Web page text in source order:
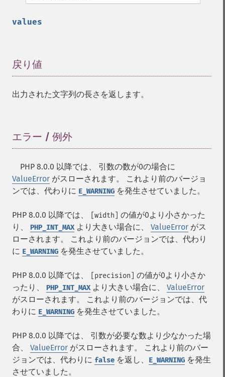
values
戻り値
出力された文字列の長さを返します。
エラー / 例外
PHP 8.0.0 以降では、 引数の数が0の場合に
ValueError がスローされます。 これより前のバージョ
ンでは、代わりに E_WARNING を発生させていました。
PHP 8.0.0 以降では、 [width]
の値が0より小さかった
り、 PHP_INT_MAXより大きい場合に、 ValueError がス
ローされます。 これより前のバージョンでは、代わり
に E_WARNING を発生させていました。
PHP 8.0.0 以降では、 [precision]
の値が0より小さか
ったり、 PHP_INT_MAXより大きい場合に、 ValueError
がスローされます。 これより前のバージョンでは、代
わりに E_WARNING を発生させていました。
PHP 8.0.0 以降では、 引数が必要な数より少なかった場
合、 ValueError がスローされます。 これより前のバー
ジョンでは、代わりに false を返し、 E_WARNING を発生
させていました。